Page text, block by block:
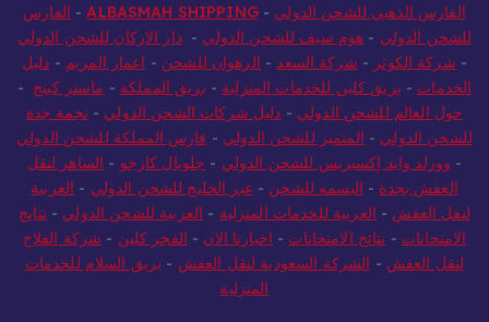
الفارس الذهبي للشحن الدولي -
ALBASMAH SHIPPING
- الفارس
للشحن الدولي - هوم سيف للشحن الدولي -دار الاركان للشحن الدولي
- شركة الكوثر - شركة السعد - الرهوان للشحن - اعمار المريم - دليل
الخدمات - بريق كلين للخدمات المنزلية - بريق المملكة - ماستر كينج -
حول العالم للشحن الدولي - دليل شركات الشحن الدولي - نجمة جدة
للشحن الدولي - المتميز للشحن الدولي - فارس المملكة للشحن الدولي
- وورلد وايد إكسبريس للشحن الدولي - جلوبال كارجو - الساهر لنقل
العفش بجدة - البسمه للشحن - عبر الخليج للشحن الدولي - العربية
لنقل العفش - العربية للخدمات المنزلية - العربية للشحن الدولي - نتايج
الامتحانات - نتائج الامتحانات - اخبارنا الان - الفجر كلين - شركة الفلاح
لنقل العفش - الشركة السعودية لنقل العفش - بريق السلام للخدمات
المنزلية